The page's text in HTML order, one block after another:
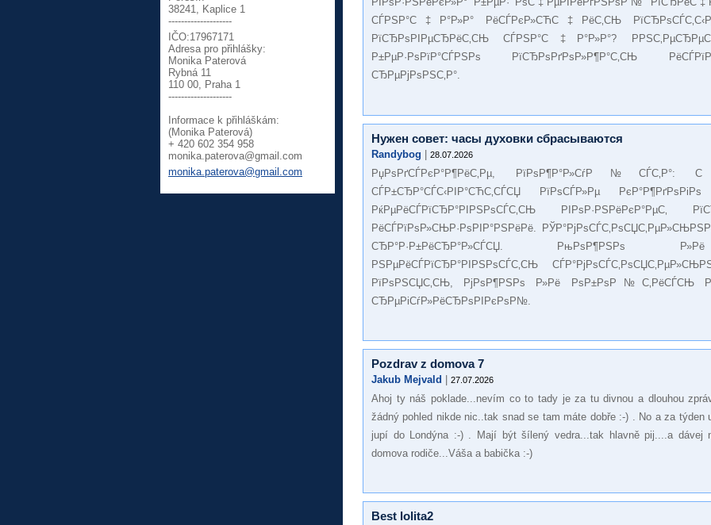
38241, Kaplice 1
--------------------
IČO:17967171
Adresa pro přihlášky:
Monika Paterová
Rybná 11
110 00, Praha 1
--------------------
Informace k přihláškám:
(Monika Paterová)
+ 420 602 354 958
monika.paterova@gmail.com
monika.paterova@gmail.com
СЃРЅР°С‡Р°Р»Р° РёСЃРєР»СЋС‡РёС‚СЊ
РїСЂРѕРІРµСЂРёС‚СЊ СЃРЅР°С‡Р°Р»Р°?
Р±РµР·РѕРїР°СЃРЅРѕ РїСЂРѕРґРѕР»Р¶Р°С‚СЊ
СЂРµРјРѕРЅС‚Р°.
Нужен совет: часы духовки сбрасываются
Randybog | 28.07.2026
РџРѕРґСЃРєР°Р¶РёС‚Рµ, РїРѕР¶Р°Р»СѓР№СЃС‚Р°:
СЃР±СЂР°СЃС‹РІР°СЋС‚СЃСЏ РїРѕСЃР»Рµ
РќРµРёСЃРїСЂР°РІРЅРѕСЃС‚СЊ
РёСЃРїРѕР»СЊР·РѕРІР°РЅРёРё.
СЂР°Р·Р±РёСЂР°Р»СЃСЏ. РњРѕР¶РЅРѕ Р»Рё
РЅРµРёСЃРїСЂР°РІРЅРѕСЃС‚СЊ
РїРѕРЅСЏС‚СЊ, РјРѕР¶РЅРѕ Р»Рё
СЂРµРіСѓР»РёСЂРѕРІРєРѕР№.
Pozdrav z domova 7
Jakub Mejvald 27.07.2026
Ahoj ty náš poklade...nevím co to tady je za tu divnou a dlouhou
žádný pohled nikde nic..tak snad se tam máte dobře :-) . No a za týden
jupí do Londýna :-) . Mají být šílený vedra...tak hlavně pij....a dávej
domova rodiče...Váša a babička :-)
Best lolita2